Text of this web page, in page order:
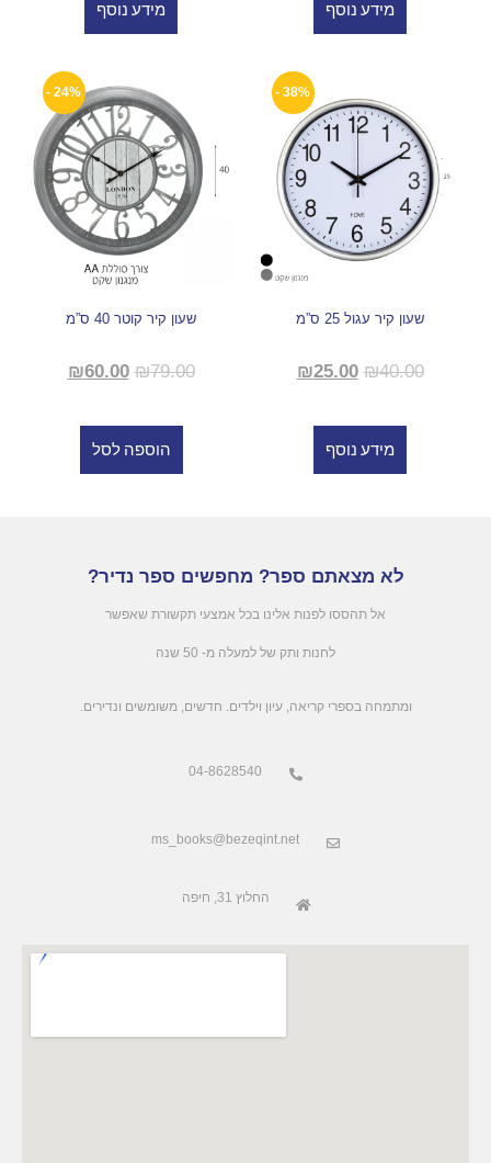
מידע נוסף מידע נוסף
38% -
שעון קיר עגול 25 ס”מ
₪40.00
₪25.00
מידע נוסף
24% -
שעון קיר קוטר 40 ס”מ
₪79.00
₪60.00
הוספה לסל
לא מצאתם ספר? מחפשים ספר נדיר?
אל תהססו לפנות אלינו בכל אמצעי תקשורת שאפשר
לחנות ותק של למעלה מ- 50 שנה
.ומתמחה בספרי קריאה, עיון וילדים. חדשים, משומשים ונדירים
04-8628540
ms_books@bezeqint.net
החלוץ 31, חיפה